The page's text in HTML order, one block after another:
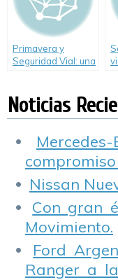
Primavera y
Seguridad Vial: una
Noticias
Nissan
Con gran
Movimiento.
Ford
Ranger a